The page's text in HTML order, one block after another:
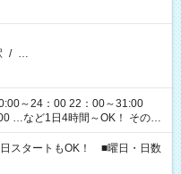
/ …
～24：00 22：00～31:00
ど1日4時間～OK！ その他
ご相談ください！
スタートもOK！ ■曜日・日数